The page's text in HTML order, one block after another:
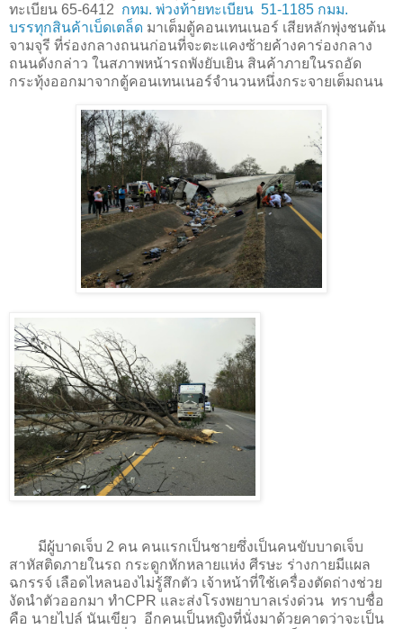
ทะเบียน 65-6412 กทม. พ่วงท้ายทะเบียน 51-1185 กมม.
บรรทุกสินค้าเบ็ดเตล็ด มาเต็มตู้คอนเทนเนอร์ เสียหลักพุ่งชนต้น
จามจุรี ที่ร่องกลางถนนก่อนที่จะตะแคงซ้ายค้างคาร่องกลาง
ถนนดังกล่าว ในสภาพหน้ารถพังยับเยิน สินค้าภายในรถอัด
กระทุ้งออกมาจากตู้คอนเทนเนอร์จำนวนหนึ่งกระจายเต็มถนน
มีผู้บาดเจ็บ 2 คน คนแรกเป็นชายซึ่งเป็นคนขับบาดเจ็บ
สาหัสติดภายในรถ กระดูกหักหลายแห่ง ศีรษะ ร่างกายมีแผล
ฉกรรจ์ เลือดไหลนองไม่รู้สึกตัว เจ้าหน้าที่ใช้เครื่องตัดถ่างช่วย
งัดนำตัวออกมา ทำCPR และส่งโรงพยาบาลเร่งด่วน ทราบชื่อ
คือ นายไปล์ นันเขียว อีกคนเป็นหญิงที่นั่งมาด้วยคาดว่าจะเป็น